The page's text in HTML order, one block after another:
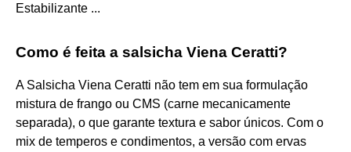
Estabilizante ...
Como é feita a salsicha Viena Ceratti?
A Salsicha Viena Ceratti não tem em sua formulação
mistura de frango ou CMS (carne mecanicamente
separada), o que garante textura e sabor únicos. Com o
mix de temperos e condimentos, a versão com ervas